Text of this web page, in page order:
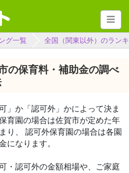
グ一覧 全国（関東以外）のラン
の保育料・補助金の調べ
」か「認可外」かによって決ま
育園の場合は佐賀市が定めた年
り、 認可外保育園の場合は各園
になります。
・認可外の金額相場や、ご家庭